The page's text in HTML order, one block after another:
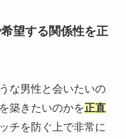
望する関係性を正
な男性と会いたいの
築きたいのかを正直
チを防ぐ上で非常に